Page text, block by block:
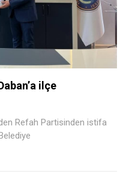
ilçe
Refah Partisinden istifa